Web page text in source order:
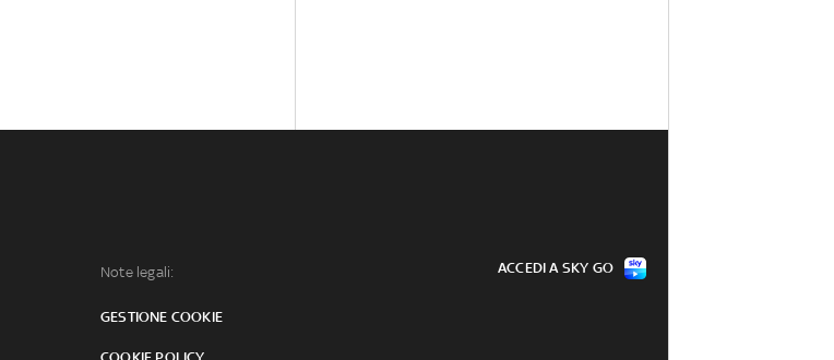
Note legali:
GESTIONE COOKIE
ACCEDI A SKY GO